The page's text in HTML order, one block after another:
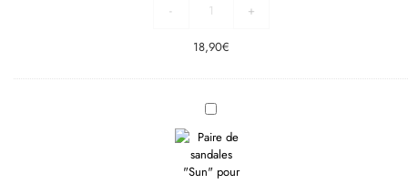
- +
18,90€
Sandales
de
plage
“Sun”
pour
poupée
Gordis